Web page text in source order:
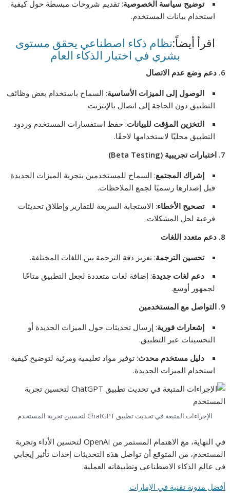
توضيح سياسة الخصوصية: تقديم شروحات مبسطة حول كيفية
استخدام بيانات المستخدم.
اقرأ أيضاً:نظام ذكاء اصطناعي يحقق مستوى
بشري في اختبار الذكاء العام
6. دعم وضع عدم الاتصال
الوصول إلى الميزات الأساسية: السماح باستخدام بعض وظائف
التطبيق دون الحاجة إلى اتصال بالإنترنت.
التخزين المؤقت للبيانات: حفظ استفسارات المستخدم وردود
التطبيق محليًا لاستخدامها لاحقًا.
7. اختبارات تجريبية (Beta Testing)
إشراك المجتمع: السماح للمستخدمين بتجربة الميزات الجديدة
قبل إصدارها رسميًا لجمع الملاحظات.
تصحيح الأخطاء: الاستجابة السريعة للتقارير وإطلاق تحديثات
فرعية لحل المشكلات.
8. دعم متعدد اللغات
تحسين الترجمة: تعزيز دقة الترجمة بين اللغات المختلفة.
دعم لغات جديدة: إضافة لغات متعددة لجعل التطبيق متاحًا
لجمهور أوسع.
9. التواصل مع المستخدمين
إشعارات فورية: إرسال تحديثات حول الميزات الجديدة أو
التحسينات عبر التطبيق.
دليل مستخدم محدث: توفير مواد تعليمية ومرئية لتوضيح كيفية
استخدام الميزات الجديدة.
الإجراءات المتبعة في تحديث تطبيق ChatGPT لتحسين تجربة المستخدم
في النهاية، مع الاهتمام المستمر من OpenAI لتحسين الأداء وتجربة
المستخدم، من المتوقع أن تواصل هذه التحديثات إحداث تأثير إيجابي
في عالم الذكاء الاصطناعي وتطبيقاته العملية.
أفضل مدونة تقنية في الإمارات